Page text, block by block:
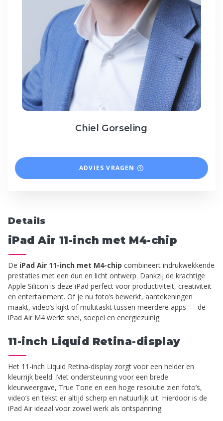
Chiel Gorseling
ADVIES VRAGEN
Details
iPad Air 11-inch met M4-chip
De iPad Air 11-inch met M4-chip combineert indrukwekkende
prestaties met een dun en licht ontwerp. Dankzij de krachtige
Apple Silicon is deze iPad perfect voor productiviteit, creativiteit
en entertainment. Of je nu foto’s bewerkt, aantekeningen
maakt, video’s kijkt of multitaskt tussen meerdere apps — de
iPad Air M4 werkt snel, soepel en energiezuinig.
11-inch Liquid Retina-display
Het 11-inch Liquid Retina-display zorgt voor een helder en
kleurrijk beeld. Met ondersteuning voor een brede
kleurweergave, True Tone en een hoge resolutie zien foto’s,
video’s en tekst er altijd scherp en natuurlijk uit. Hierdoor is de
iPad Air ideaal voor zowel werk als ontspanning.